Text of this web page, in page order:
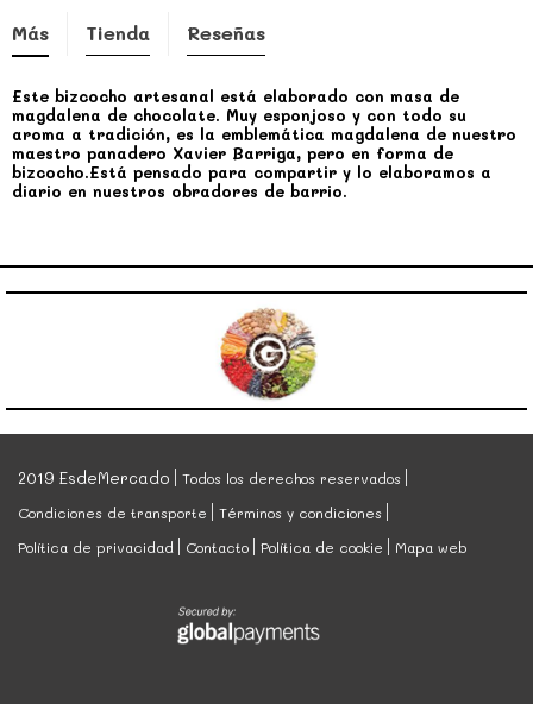
Más Tienda Reseñas
Este bizcocho artesanal está elaborado con masa de
magdalena de chocolate. Muy esponjoso y con todo su
aroma a tradición, es la emblemática magdalena de nuestro
maestro panadero Xavier Barriga, pero en forma de
bizcocho.Está pensado para compartir y lo elaboramos a
diario en nuestros obradores de barrio.
2019 EsdeMercado
Todos los derechos reservados
Condiciones de transporte
Términos y condiciones
Política de privacidad
Contacto Política de cookie Mapa web